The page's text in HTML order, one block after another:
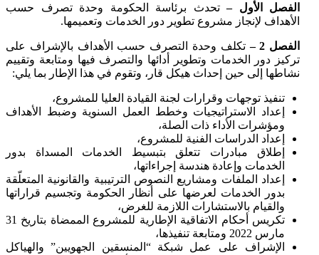
الفصل الأول –تحدث برئاسة الحكومة وحدة تصرف حسب
الأهداف لإنجاز مشروع تطوير دور الخدمات وتعميمها.
الفصل 2 –
تكلف وحدة التصرف حسب الأهداف بالإشراف على
تركيز دور الخدمات وتطوير أدائها والتصرف فيها ومتابعة وتقييم
نشاطها إلى حين إحداث هيكل قار، وتقوم في هذا الإطار بما يلي:
تنفيذ توجهات وقرارات لجنة القيادة العليا للمشروع،
إعداد الاستراتيجيات وخطط العمل السنوية وضبط الأهداف
ومؤشرات الأداء ذات الصلة،
إعداد الدراسات الفنية للمشروع،
إطلاق مبادرات تتعلق بتبسيط الخدمات المسداة بدور
الخدمات وإعادة هندسة إجراءاتها،
إعداد الملفات ومشاريع النصوص الترتيبية والقانونية المتعلّقة
بدور الخدمات لعرضها على أنظار الحكومة وتجسيم قراراتها
والقيام بالاستشارات اللازمة للغرض،
تكريس أحكام الاتفاقية الإطارية للمشروع الممضاة بتاريخ 31
مارس 2022 ومتابعة تنفيذها،
الإشراف على عمل شبكة “المنسقين الجهويين” والهياكل